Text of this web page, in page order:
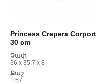
Princess Crepera Corport
30 cm
Չափ
36 x 35.7 x 8
Քաշ
1.57